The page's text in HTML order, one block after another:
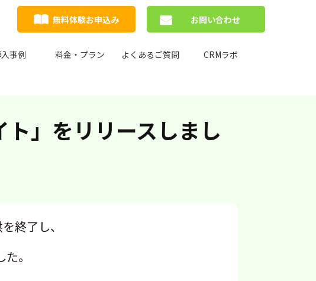
無料体験お申込み お問い合わせ
事例 料金・プラン よくあるご質問 CRMラボ
ト」をリリースしまし
終了し、
。